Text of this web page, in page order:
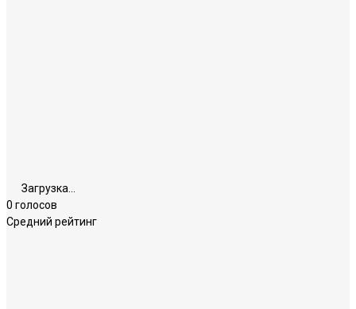
Загрузка...
0 голосов
Средний рейтинг